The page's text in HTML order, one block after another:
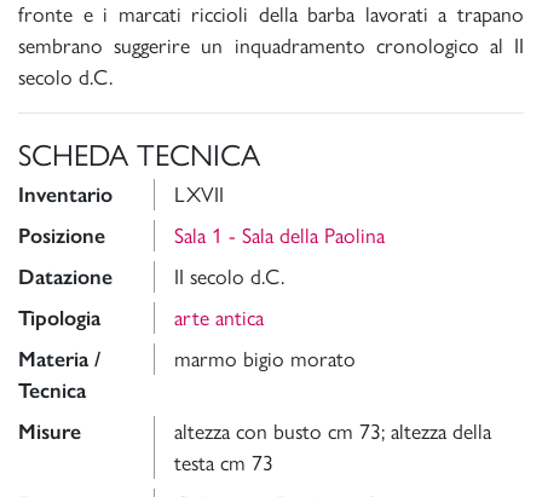
fronte e i marcati riccioli della barba lavorati a trapano
sembrano suggerire un inquadramento cronologico al II
secolo d.C.
SCHEDA TECNICA
Inventario LXVII
Posizione Sala 1 - Sala della Paolina
Datazione II secolo d.C.
Tipologia arte antica
Materia /
Tecnica
marmo bigio morato
Misure
altezza con busto cm 73; altezza della
testa cm 73